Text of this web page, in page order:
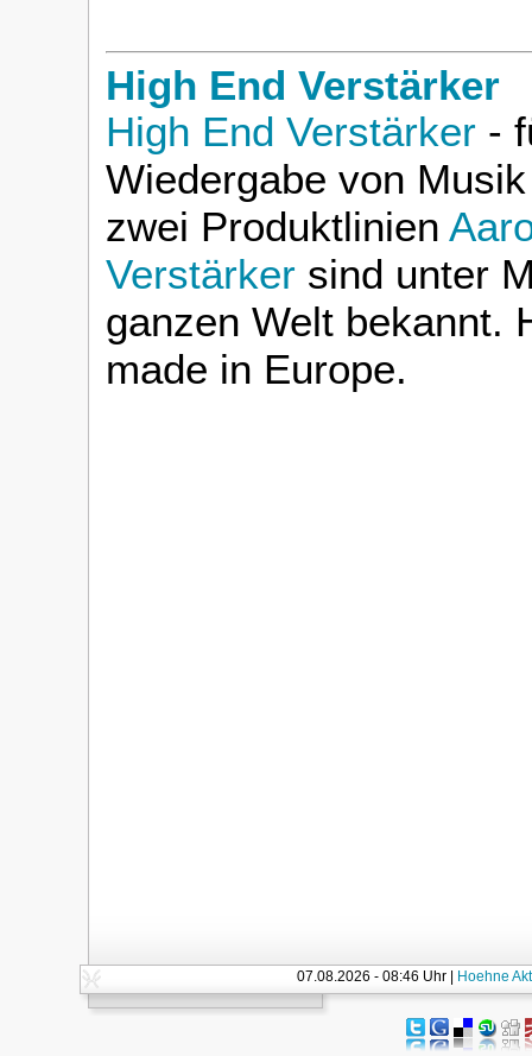
High End Verstärker
High End Verstärker -
Wiedergabe von
zwei Produktlinien
Verstärker sind unter
ganzen Welt bekannt.
made in Europe.
07.08.2026 - 08:46 Uhr | Hoehne